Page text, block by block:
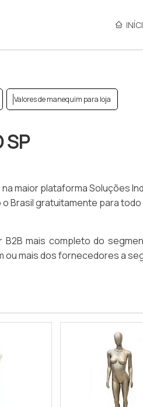
Valores de manequim para loja
SP
maior plataforma Soluções
Brasil gratuitamente para todo
mais completo do
ou mais dos fornecedores a